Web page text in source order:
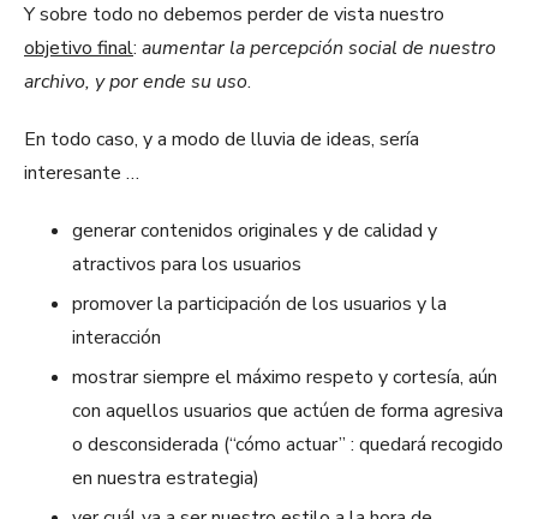
Y sobre todo no debemos perder de vista nuestro
objetivo final: aumentar la percepción social de nuestro
archivo, y por ende su uso.
En todo caso, y a modo de lluvia de ideas, sería
interesante …
generar contenidos originales y de calidad y
atractivos para los usuarios
promover la participación de los usuarios y la
interacción
mostrar siempre el máximo respeto y cortesía, aún
con aquellos usuarios que actúen de forma agresiva
o desconsiderada (“cómo actuar” : quedará recogido
en nuestra estrategia)